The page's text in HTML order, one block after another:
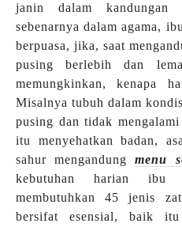
janin dalam kandungan
sebenarnya dalam agama,
berpuasa, jika, saat
pusing berlebih dan
memungkinkan, kenapa
Misalnya tubuh dalam
pusing dan tidak
itu menyehatkan badan,
sahur mengandungmenu
kebutuhan harian
membutuhkan 45 jenis
bersifat esensial, baik